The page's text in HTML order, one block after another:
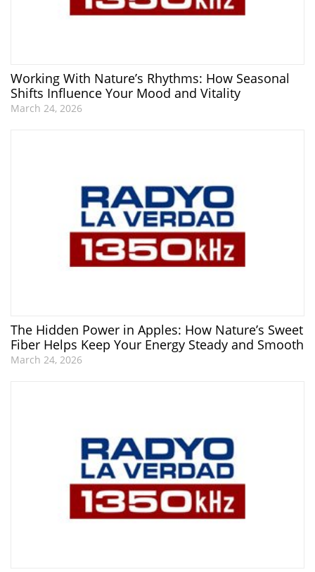
Working With Nature’s Rhythms: How Seasonal
Shifts Influence Your Mood and Vitality
March 24, 2026
The Hidden Power in Apples: How Nature’s Sweet
Fiber Helps Keep Your Energy Steady and Smooth
March 24, 2026